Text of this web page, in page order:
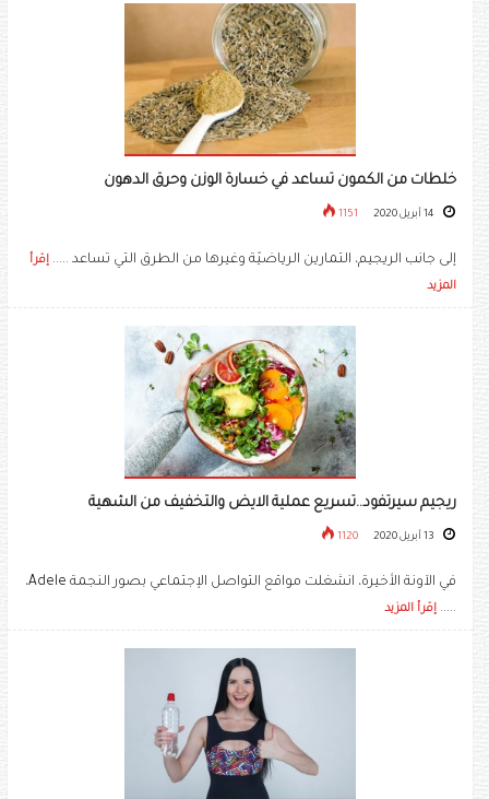
خلطات من الكمون تساعد في خسارة الوزن وحرق الدهون
1151
إلى جانب الريجيم، التمارين الرياضيّة وغيرها من الطرق التي تساعد ..... إقرأ
المزيد
ريجيم سيرتفود..تسريع عملية الايض والتخفيف من الشهية
1120
في الآونة الأخيرة، انشغلت مواقع التواصل الإجتماعي بصور النجمة Adele،
..... إقرأ المزيد